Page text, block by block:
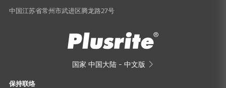
中国江苏省常州市武进区腾龙路27号
国家 中国大陆 - 中文版 
保持联络